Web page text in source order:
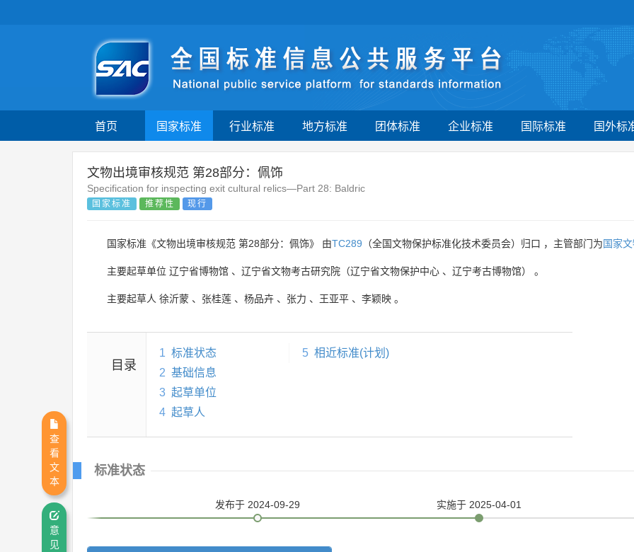
首页 国家标准 行业标准 地方标准 团体标准 企业标准 国际标准 国外标
文物出境审核规范 第28部分：佩饰
Specification for inspecting exit cultural relics—Part 28: Baldric
国家标准 推荐性 现行
国家标准《文物出境审核规范 第28部分：佩饰》 由TC289 （全国文物保护标准化技术委员会）归口 ，主管部门为国家
主要起草单位 辽宁省博物馆 、 辽宁省文物考古研究院（辽宁省文物保护中心 、 辽宁考古博物馆） 。
主要起草人 徐沂蒙 、 张桂莲 、 杨品卉 、 张力 、 王亚平 、 李颖映 。
目录
1 标准状态
2 基础信息
3 起草单位
4 起草人
5 相近标准(计划)
标准状态
发布于 2024-09-29 实施于 2025-04-01
查
看
文
本
意
见